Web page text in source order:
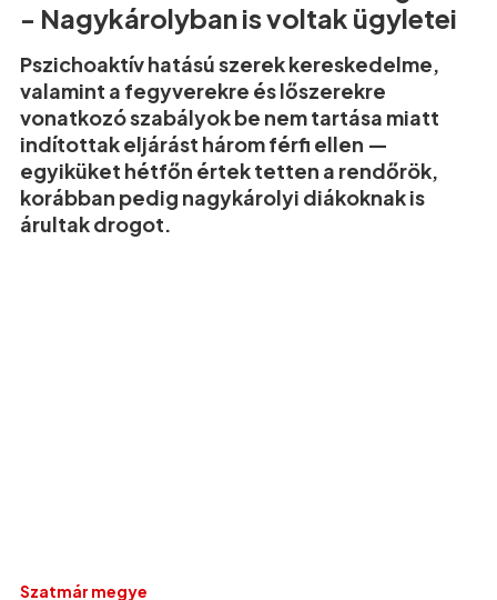
- Nagykárolyban is voltak ügyletei
Pszichoaktív hatású szerek kereskedelme,
valamint a fegyverekre és lőszerekre
vonatkozó szabályok be nem tartása miatt
indítottak eljárást három férfi ellen —
egyiküket hétfőn értek tetten a rendőrök,
korábban pedig nagykárolyi diákoknak is
árultak drogot.
Szatmár megye